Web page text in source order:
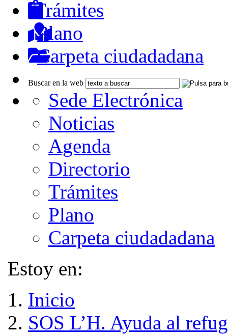
Trámites
Plano
Carpeta ciudadadana
Buscar en la web
Sede Electrónica
Noticias
Agenda
Directorio
Trámites
Plano
Carpeta ciudadadana
Estoy en:
Inicio
SOS L’H. Ayuda al